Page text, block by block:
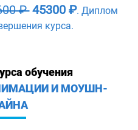
₽45300 ₽. Диплом
курса.
обучения
И МОУШН-